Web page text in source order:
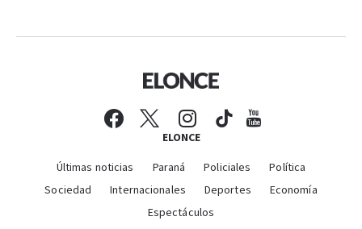
ELONCE
Últimas noticias Paraná Policiales
Política
Sociedad
Internacionales Deportes
Economía
Espectáculos